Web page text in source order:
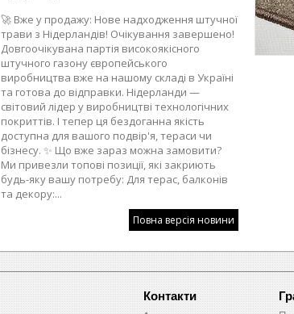
🚀 Вже у продажу: Нове надходження штучної
трави з Нідерландів! Очікування завершено!
Довгоочікувана партія високоякісного
штучного газону європейського
виробництва вже на нашому складі в Україні
та готова до відправки. Нідерланди —
світовий лідер у виробництві технологічних
покриттів. І тепер ця бездоганна якість
доступна для вашого подвір'я, тераси чи
бізнесу. ✨ Що вже зараз можна замовити?
Ми привезли топові позиції, які закриють
будь-яку вашу потребу: Для терас, балконів
та декору:...
Повна версія новини